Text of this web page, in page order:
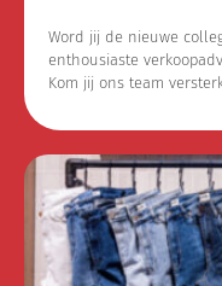
Word jij de nieuwe
enthousiaste
Kom jij ons team